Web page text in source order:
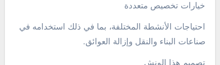
خيارات تخصيص متعددة
احتياجات الأنشطة المختلفة، بما في ذلك استخدامه في
صناعات البناء والنقل وإزالة العوائق.
تصميم هذا الونش